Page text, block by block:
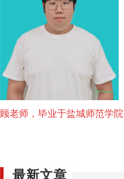
顾老师，毕业于盐城师范学院
最新文章